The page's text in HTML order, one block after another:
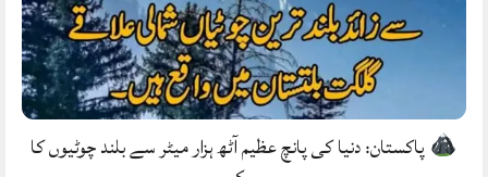
پاکستان: دنیا کی پانچ عظیم آٹھ ہزار میٹر سے بلند چوٹیوں کا